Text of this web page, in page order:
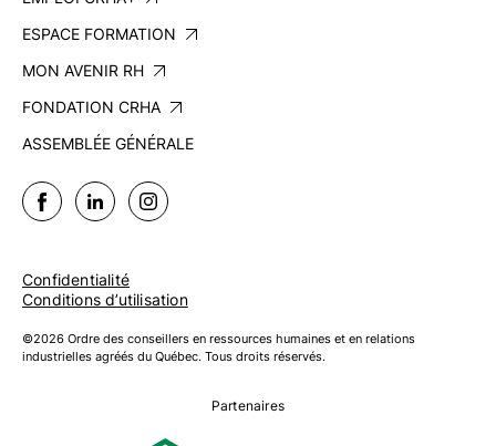
ESPACE FORMATION
MON AVENIR RH
FONDATION CRHA
ASSEMBLÉE GÉNÉRALE
Confidentialité
Conditions d’utilisation
©2026 Ordre des conseillers en ressources humaines et en relations
industrielles agréés du Québec. Tous droits réservés.
Partenaires